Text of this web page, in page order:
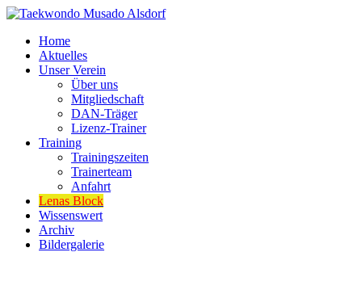
Home
Aktuelles
Unser Verein
Über uns
Mitgliedschaft
DAN-Träger
Lizenz-Trainer
Training
Trainingszeiten
Trainerteam
Anfahrt
Lenas Block
Wissenswert
Archiv
Bildergalerie